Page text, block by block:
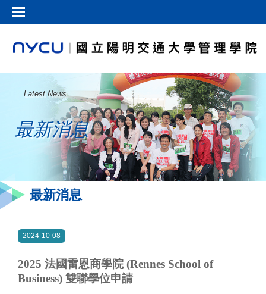
Latest News
最新消息
最新消息
2024-10-08
2025 法國雷恩商學院 (Rennes School of
Business) 雙聯學位申請